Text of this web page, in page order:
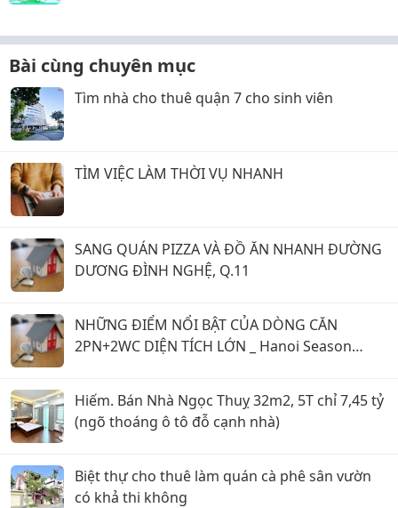
Bài cùng chuyên mục
Tìm nhà cho thuê quận 7 cho sinh viên
TÌM VIỆC LÀM THỜI VỤ NHANH
SANG QUÁN PIZZA VÀ ĐỒ ĂN NHANH ĐƯỜNG
DƯƠNG ĐÌNH NGHỆ, Q.11
NHỮNG ĐIỂM NỔI BẬT CỦA DÒNG CĂN
2PN+2WC DIỆN TÍCH LỚN _ Hanoi Season
Hiếm. Bán Nhà Ngọc Thuỵ 32m2, 5T chỉ 7,45 tỷ
(ngõ thoáng ô tô đỗ cạnh nhà)
Biệt thự cho thuê làm quán cà phê sân vườn
có khả thi không